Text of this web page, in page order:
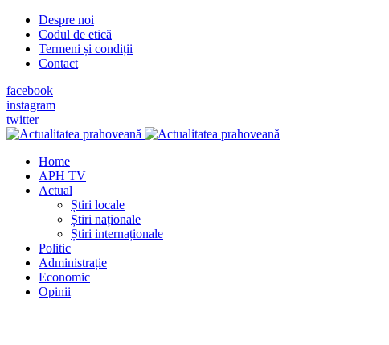
Despre noi
Codul de etică
Termeni și condiții
Contact
facebook
instagram
twitter
Home
APH TV
Actual
Știri locale
Știri naționale
Știri internaționale
Politic
Administrație
Economic
Opinii